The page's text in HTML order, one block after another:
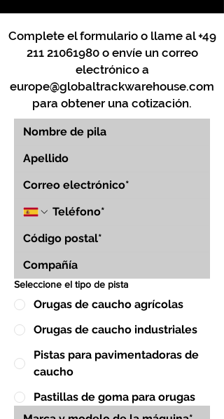
Complete el formulario o llame al+49
211 21061980o envíe un correo
electrónico a
europe@globaltrackwarehouse.com
para obtener una cotización.
Seleccione el tipo de pista
Orugas de caucho agrícolas
Orugas de caucho industriales
Pistas para pavimentadoras de
caucho
Pastillas de goma para orugas